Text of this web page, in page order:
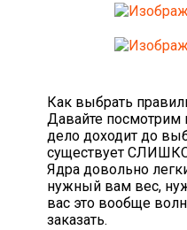
Как выбрать
Давайте посмотрим
дело доходит до
существует
Ядра довольно
нужный вам вес,
вас это вообще
заказать.